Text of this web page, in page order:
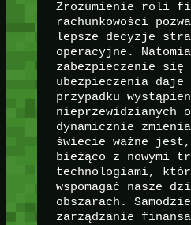
Zrozumienie roli
rachunkowości
lepsze decyzje
operacyjne.
zabezpieczenie się
ubezpieczenia daje
przypadku
nieprzewidzianych
dynamicznie
świecie ważne
bieżąco z nowymi
technologiami,
wspomagać nasze
obszarach.
zarządzanie